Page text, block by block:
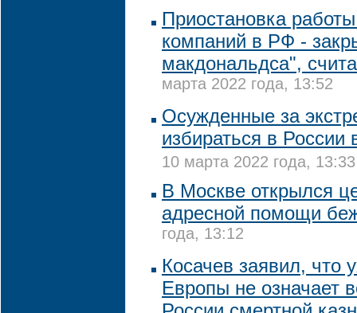
Приостановка
компаний в РФ -
макдональдса",
марта 2022 года, 13:52
Осужденные за
избираться в России
10 марта 2022 года, 13:33
В Москве открылся
адресной помощи
года, 13:12
Косачев заявил, что
Европы не означает